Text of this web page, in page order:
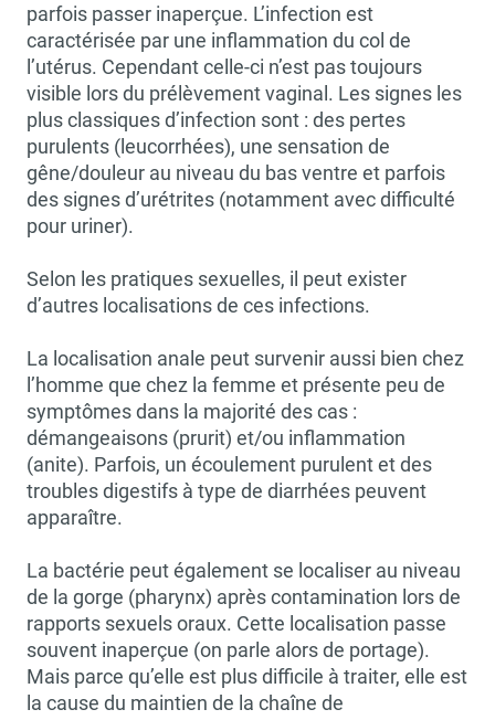
parfois passer inaperçue. L’infection est
caractérisée par une inflammation du col de
l’utérus. Cependant celle-ci n’est pas toujours
visible lors du prélèvement vaginal. Les signes les
plus classiques d’infection sont : des pertes
purulents (leucorrhées), une sensation de
gêne/douleur au niveau du bas ventre et parfois
des signes d’urétrites (notamment avec difficulté
pour uriner).
Selon les pratiques sexuelles, il peut exister
d’autres localisations de ces infections.
La localisation anale peut survenir aussi bien chez
l’homme que chez la femme et présente peu de
symptômes dans la majorité des cas :
démangeaisons (prurit) et/ou inflammation
(anite). Parfois, un écoulement purulent et des
troubles digestifs à type de diarrhées peuvent
apparaître.
La bactérie peut également se localiser au niveau
de la gorge (pharynx) après contamination lors de
rapports sexuels oraux. Cette localisation passe
souvent inaperçue (on parle alors de portage).
Mais parce qu’elle est plus difficile à traiter, elle est
la cause du maintien de la chaîne de